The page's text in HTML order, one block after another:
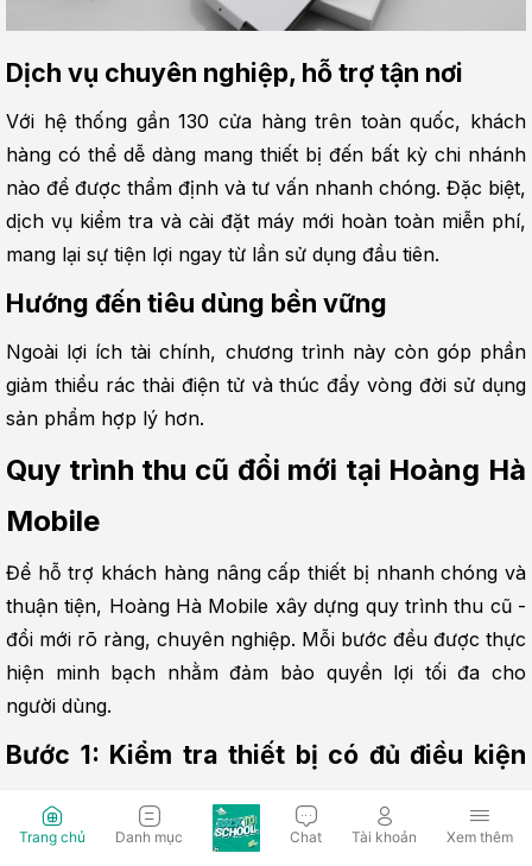
Dịch vụ chuyên nghiệp, hỗ trợ tận nơi
Với hệ thống gần 130 cửa hàng trên toàn quốc, khách
hàng có thể dễ dàng mang thiết bị đến bất kỳ chi nhánh
nào để được thẩm định và tư vấn nhanh chóng. Đặc biệt,
dịch vụ kiểm tra và cài đặt máy mới hoàn toàn miễn phí,
mang lại sự tiện lợi ngay từ lần sử dụng đầu tiên.
Hướng đến tiêu dùng bền vững
Ngoài lợi ích tài chính, chương trình này còn góp phần
giảm thiểu rác thải điện tử và thúc đẩy vòng đời sử dụng
sản phẩm hợp lý hơn.
Quy trình thu cũ đổi mới tại Hoàng Hà
Mobile
Để hỗ trợ khách hàng nâng cấp thiết bị nhanh chóng và
thuận tiện, Hoàng Hà Mobile xây dựng quy trình thu cũ -
đổi mới rõ ràng, chuyên nghiệp. Mỗi bước đều được thực
hiện minh bạch nhằm đảm bảo quyền lợi tối đa cho
người dùng.
Bước 1: Kiểm tra thiết bị có đủ điều kiện
tham gia chương trình
Nhân viên sẽ hỗ trợ kiểm tra xem thiết bị bạn đang sử
Trang chủ Danh mục Chat Tài khoản Xem thêm